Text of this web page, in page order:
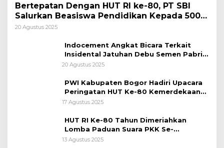
Bertepatan Dengan HUT RI ke-80, PT SBI
Salurkan Beasiswa Pendidikan Kepada 500
Pelajar
20 Agustus 2025
Indocement Angkat Bicara Terkait
Insidental Jatuhan Debu Semen Pabrik
Citeureup
20 Agustus 2025
PWI Kabupaten Bogor Hadiri Upacara
Peringatan HUT Ke-80 Kemerdekaan
RI, di Lapangan Tegar Beriman
17 Agustus 2025
HUT RI Ke-80 Tahun Dimeriahkan
Lomba Paduan Suara PKK Se-
Kabupaten Bogor
13 Agustus 2025